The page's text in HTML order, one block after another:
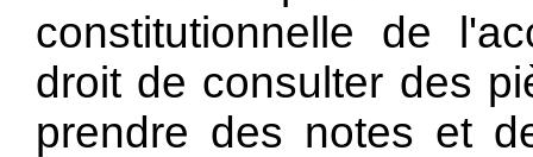
constitutionnelle de
droit de consulter des
prendre des notes et